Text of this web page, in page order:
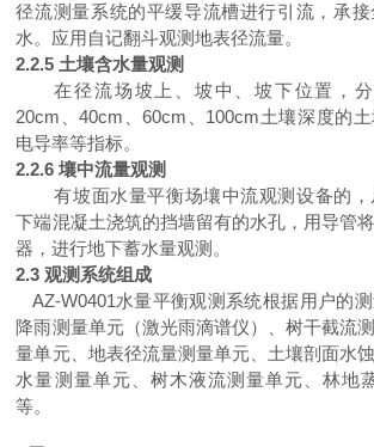
径流测量系统的平缓导流槽进行引流，承接
水。 应用自记翻斗观测地表径流量。
2.2.5 土壤含水量观测
在径流场坡上、 坡中、坡下位置，
20cm 、40cm 、60cm 100cm土壤深度的
电导率等指标。
2.2.6壤中流量观测
有坡面水量平衡场壤中流观测设备的
下端混凝土浇筑的挡墙留有的水孔，用导管
器 ，进行地下蓄水量观测。
2.3 观测系统组成
AZ-W0401水量平衡观测系统根据用户的
降雨测量单元（激光雨滴谱仪）、树干截流
量单元、地表径流量测量单元、土壤剖面水
水量测量单元、树木液流测量单元、林地
等。